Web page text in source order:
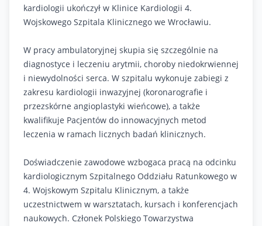
kardiologii ukończył w Klinice Kardiologii 4.
Wojskowego Szpitala Klinicznego we Wrocławiu.
W pracy ambulatoryjnej skupia się szczególnie na
diagnostyce i leczeniu arytmii, choroby niedokrwiennej
i niewydolności serca. W szpitalu wykonuje zabiegi z
zakresu kardiologii inwazyjnej (koronarografie i
przezskórne angioplastyki wieńcowe), a także
kwalifikuje Pacjentów do innowacyjnych metod
leczenia w ramach licznych badań klinicznych.
Doświadczenie zawodowe wzbogaca pracą na odcinku
kardiologicznym Szpitalnego Oddziału Ratunkowego w
4. Wojskowym Szpitalu Klinicznym, a także
uczestnictwem w warsztatach, kursach i konferencjach
naukowych. Członek Polskiego Towarzystwa